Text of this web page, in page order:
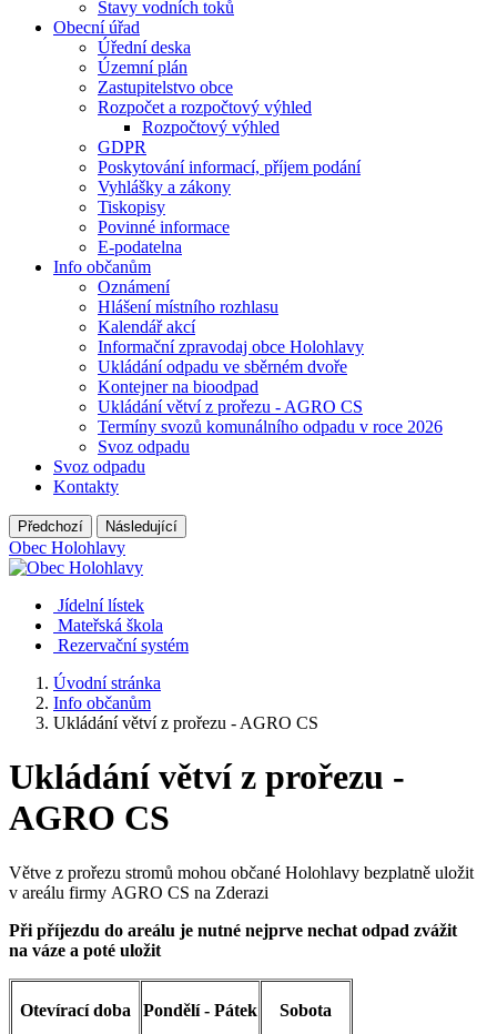
Stavy vodních toků
Obecní úřad
Úřední deska
Územní plán
Zastupitelstvo obce
Rozpočet a rozpočtový výhled
Rozpočtový výhled
GDPR
Poskytování informací, příjem podání
Vyhlášky a zákony
Tiskopisy
Povinné informace
E-podatelna
Info občanům
Oznámení
Hlášení místního rozhlasu
Kalendář akcí
Informační zpravodaj obce Holohlavy
Ukládání odpadu ve sběrném dvoře
Kontejner na bioodpad
Ukládání větví z prořezu - AGRO CS
Termíny svozů komunálního odpadu v roce 2026
Svoz odpadu
Svoz odpadu
Kontakty
Předchozí Následující
Obec Holohlavy
Jídelní lístek
Mateřská škola
Rezervační systém
Úvodní stránka
Info občanům
Ukládání větví z prořezu - AGRO CS
Ukládání větví z prořezu -
AGRO CS
Větve z prořezu stromů mohou občané Holohlavy bezplatně uložit
v areálu firmy AGRO CS na Zderazi
Při příjezdu do areálu je nutné nejprve nechat odpad zvážit
na váze a poté uložit
Otevírací doba Pondělí - Pátek Sobota